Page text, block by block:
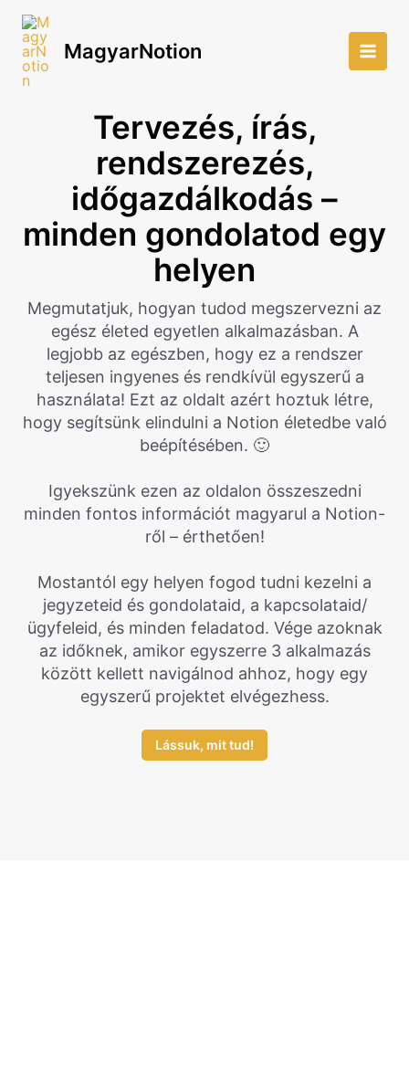
Skip
content
MagyarNotion
Main
Tervezés, írás,
rendszerezés,
időgazdálkodás –
minden gondolatod egy
helyen
Megmutatjuk, hogyan tudod megszervezni az
egész életed egyetlen alkalmazásban. A
legjobb az egészben, hogy ez a rendszer
teljesen ingyenes és rendkívül egyszerű a
használata! Ezt az oldalt azért hoztuk létre,
hogy segítsünk elindulni a Notion életedbe való
beépítésében. 🙂
Igyekszünk ezen az oldalon összeszedni
minden fontos információt magyarul a Notion-
ről – érthetően!
Mostantól egy helyen fogod tudni kezelni a
jegyzeteid és gondolataid, a kapcsolataid/
ügyfeleid, és minden feladatod. Vége azoknak
az időknek, amikor egyszerre 3 alkalmazás
között kellett navigálnod ahhoz, hogy egy
egyszerű projektet elvégezhess.
Lássuk, mit tud!